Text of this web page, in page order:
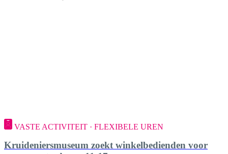
VASTE ACTIVITEIT · FLEXIBELE UREN
Kruideniersmuseum zoekt winkelbedienden voor